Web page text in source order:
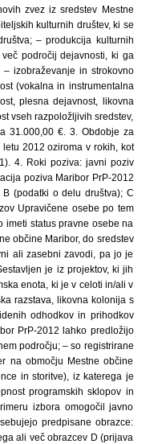
zvez iz sredstev Mestne
kulturnih društev, ki se
– produkcija kulturnih
področij dejavnosti, ki ga
izobraževanje in strokovno
(vokalna in instrumentalna
plesna dejavnost, likovna
vseh razpoložljivih sredstev,
31.000,00 €. 3. Obdobje za
2012 oziroma v rokih, kot
4. Roki poziva: javni poziv
poziva Maribor PrP-2012
(podatki o delu društva); C
Upravičene osebe po tem
imeti status pravne osebe na
občine Maribor, do sredstev
ali zasebni zavodi, pa jo je
je iz projektov, ki jih
enota, ki je v celoti in/ali v
razstava, likovna kolonija s
odhodkov in prihodkov
PrP-2012 lahko predložijo
področju; – so registrirane
na območju Mestne občine
in storitve), iz katerega je
programskih sklopov in
izbora omogočil javno
predpisane obrazce:
ali več obrazcev D (prijava